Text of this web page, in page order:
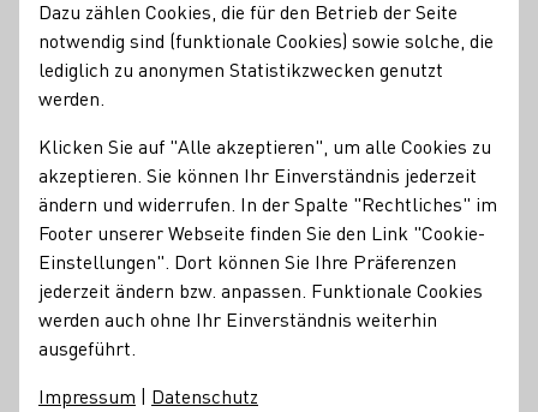
75. Deutschen
Weinkönigin
Am kommenden Samstag, 23. September, ist es so weit: Ab
16 Uhr stellen sich die zwölf Kandidatinnen der
diesjährigen Wahl der Deutschen Weinkönigin im Saalbau
in Neustadt an der Weinstraße.
Pressemeldungen
Dazu zählen Cookies, die für den Betrieb der Seite
notwendig sind (funktionale Cookies) sowie solche, die
lediglich zu anonymen Statistikzwecken genutzt
werden.
Klicken Sie auf "Alle akzeptieren", um alle Cookies zu
akzeptieren. Sie können Ihr Einverständnis jederzeit
ändern und widerrufen. In der Spalte "Rechtliches" im
Footer unserer Webseite finden Sie den Link "Cookie-
Einstellungen". Dort können Sie Ihre Präferenzen
jederzeit ändern bzw. anpassen. Funktionale Cookies
werden auch ohne Ihr Einverständnis weiterhin
ausgeführt.
Impressum | Datenschutz